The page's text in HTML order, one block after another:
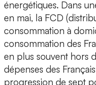
énergétiques. Dans
en mai, la FCD
consommation à
consommation des
en plus souvent hors
dépenses des
progression de sept